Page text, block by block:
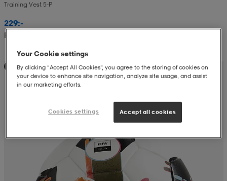
Training Vest 5-P
229:-
Rek. pris 299:-
Teampris
Your Cookie settings
By clicking “Accept All Cookies”, you agree to the storing of cookies on
your device to enhance site navigation, analyze site usage, and assist
in our marketing efforts.
Cookies settings Accept all cookies